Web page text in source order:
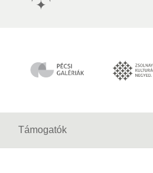
Támogatók